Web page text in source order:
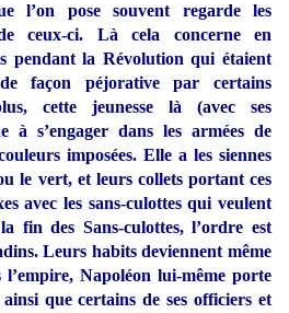
l’on pose souvent regarde les
ceux-ci. Là cela concerne en
pendant la Révolution qui étaient
façon péjorative par certains
cette jeunesse là (avec ses
à s’engager dans les armées de
imposées. Elle a les siennes
le vert, et leurs collets portant ces
avec les sans-culottes qui veulent
fin des Sans-culottes, l’ordre est
Leurs habits deviennent même
l’empire, Napoléon lui-même porte
que certains de ses officiers et